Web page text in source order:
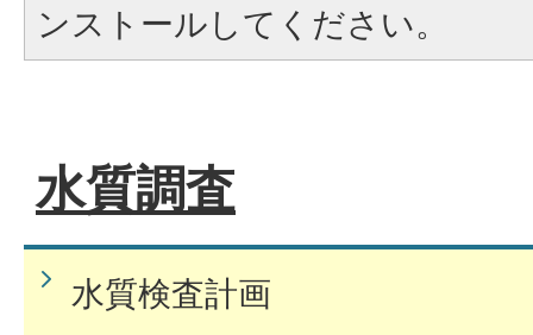
ンストールしてください。
水質調査
水質検査計画